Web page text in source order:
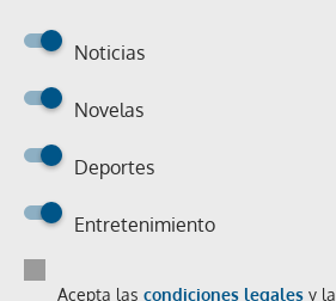
Noticias
Novelas
Deportes
Entretenimiento
Acepta las condiciones legales y la